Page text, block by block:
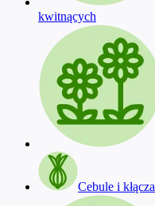
kwitnących
Cebule i kłącza